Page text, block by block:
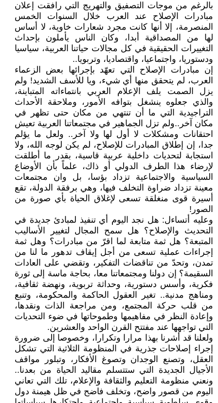
بالرغم من موجات التصفيق والتهريج التي رافقت إعلان
مبادرات الإصلاح عند العرب خلال السنوات الخمس
المنصرمة، إلا أنها كانت مجرد شعارات خاوية، لا أساس
لها من المصداقية أبدا، وكان الناس يأملون بإحداث
التغييرات الحقيقية في كل مجالات حياتنا العربية، سياسيا
ودستوريا، واجتماعيا، واقتصاديا، وتربويا..
إن مبادرات الإصلاح التي تعهّد بإجرائها بعض الزعماء
العرب، لم يتحقق منها أي شيء، ويا للأسف الشديد! ولم
يزل الصمت يلف الإعلام العربي بانتماءاته المتباينة،
والذي جعلوه ينشغل بتوافه الأمور، وملاحقة الأحداث
التراجيدية التي ما أن تنتهي من مكان حتى تظهر في
مكان آخر..ولم تزل الجماهير في مجتمعاتنا العربية تعيش
احتقانات ومشكلات لا أول لها ولا آخر.. ولعل ما يؤلم
جدا، إن إطلاق المبادرات للإصلاح، لم يكن لوجه الله، ولا
استجابة لتحديات داخلية عربية قاسية، بقدر ما أطلقت
لإرضاء هذا الطرف الدولي أو ذاك، علماً بأن الأوضاع
السياسية والاجتماعية تزداد بؤسا، بل وان مجتمعات
معينة تزداد ضراوة التخلف فيها، وهي برفقة الدولة، تقع
أسيرة قوى منغلقة تسعى لإغلاق الحياة بأي صورة من
الصور!
وعليه أتساءل: هل نجد اليوم أي تنفيذ لمبادئ جديدة في
التحديث والإصلاح؟ هل سمح المجال لتغيير الأساليب
المتبعة؟ هل ثمة متابعة لما اقرّ من مبادرات؟ وهل ثمة
إجراءات عملية تسعى من أجل إيقاف تدهور ما لنا من
تمدن، وتحدّ من تناقضات التفكير، وتقضي على العادات
السقيمة؟ إن دولنا ومجتمعاتنا معا، بحاجة ماسة إلى ثورة
فكرية، وأسس دستورية، وحداثة تربوية، ونهضة ثقافية،
ومناهج مدنية.. تغير العقول الحاكمة والمحكومة، وتنبع
من قلب حركة المجتمع، ومن مراجعة الذات ونقدها،
وإعادة النظر في مفاهيمها وطموحاتها في ضوء التحديات
التي تواجهها عند مفتتح القرن الواحد والعشرين.
ولعلنا قد أشرنا بهذا مرارا وتكرارا، وخصوصا إلى ضرورة
إجراء إصلاحات جذرية في المنظومة الثلاثية التي تشكل
العقل، وتصنع الوجدان وتصوغ الأفكار، وتبلور مواقف
الأجيال الجديدة التي ستتسلم مقاليد الحياة من بعدنا..
ونعني منظومة التعليم والثقافة والإعلام، تلك التي تعاني
اليوم من قصور واضح، وتخلف فاضح في ظل هيمنة دول